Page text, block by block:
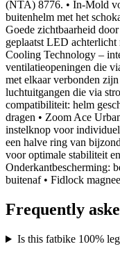
(NTA) 8776. • In-Mold
buitenhelm met het
Goede zichtbaarheid
geplaatst LED achterlicht
Cooling Technology –
ventilatieopeningen die
met elkaar verbonden
luchtuitgangen die via
compatibiliteit: helm
dragen • Zoom Ace
instelknop voor
een halve ring van
voor optimale stabiliteit
Onderkantbescherming:
buitenaf • Fidlock
Frequently
Is this fatbike 100%